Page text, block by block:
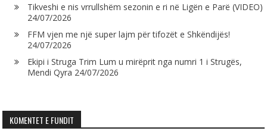
Tikveshi e nis vrrullshëm sezonin e ri në Ligën e Parë (VIDEO)
24/07/2026
FFM vjen me një super lajm për tifozët e Shkëndijës!
24/07/2026
Ekipi i Struga Trim Lum u mirëprit nga numri 1 i Strugës,
Mendi Qyra 24/07/2026
KOMENTET E FUNDIT